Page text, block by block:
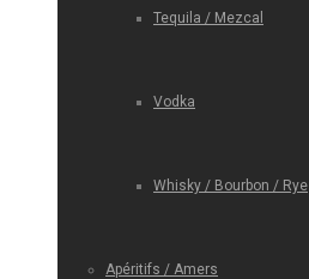
Tequila / Mezcal
Vodka
Whisky / Bourbon / Rye
Apéritifs / Amers